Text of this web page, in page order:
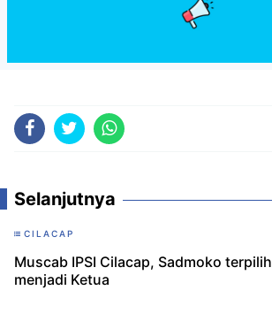
Selanjutnya
CILACAP
Muscab IPSI Cilacap, Sadmoko terpilih
menjadi Ketua